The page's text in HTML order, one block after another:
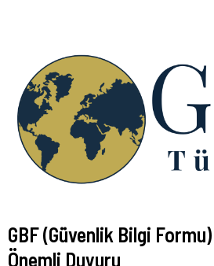
GBF (Güvenlik Bilgi
Önemli Duyuru